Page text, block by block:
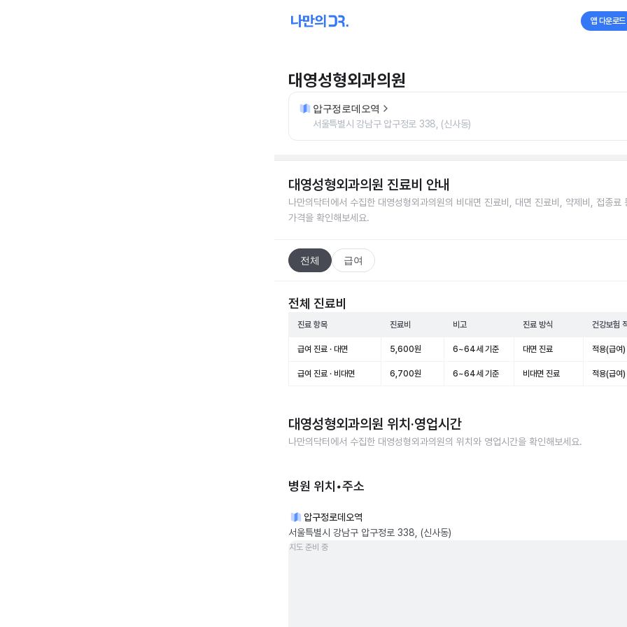
앱 다운로드
대영성형외과의원
압구정로데오역
서울특별시 강남구 압구정로 338, (신사동)
대영성형외과의원 진료비 안내
나만의닥터에서 수집한 대영성형외과의원의 비대면 진료비, 대면 진료비, 약제비, 접종료
가격을 확인해보세요.
전체 급여
전체 진료비
진료 항목 진료비 비고 진료 방식 건강보험
급여 진료 · 대면 5,600원 6~64세 기준 대면 진료 적용(급여)
급여 진료 · 비대면 6,700원 6~64세 기준 비대면 진료 적용(급여)
대영성형외과의원 위치·영업시간
나만의닥터에서 수집한 대영성형외과의원의 위치와 영업시간을 확인해보세요.
병원 위치•주소
압구정로데오역
서울특별시 강남구 압구정로 338, (신사동)
지도 준비 중